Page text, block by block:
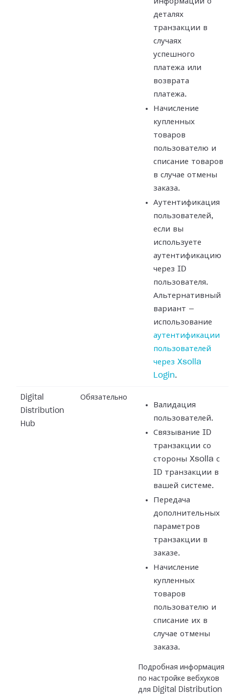
деталях
транзакции в
случаях
успешного
платежа или
возврата
платежа.
Начисление
купленных
товаров
пользователю и
списание товаров
в случае отмены
заказа.
Аутентификация
пользователей,
если вы
используете
аутентификацию
через ID
пользователя.
Альтернативный
вариант —
использование
аутентификации
пользователей
через Xsolla
Login.
Digital
Distribution
Hub
Обязательно
Валидация
пользователей.
Связывание ID
транзакции со
стороны Xsolla с
ID транзакции в
вашей системе.
Передача
дополнительных
параметров
транзакции в
заказе.
Начисление
купленных
товаров
пользователю и
списание их в
случае отмены
заказа.
Подробная информация
по настройке вебхуков
для Digital Distribution